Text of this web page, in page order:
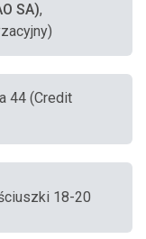
SA),
44 (Credit
18-20